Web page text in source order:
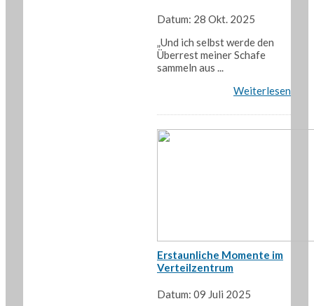
Datum: 28 Okt. 2025
„Und ich selbst werde den
Überrest meiner Schafe
sammeln aus ...
Weiterlesen
Erstaunliche Momente im
Verteilzentrum
Datum: 09 Juli 2025